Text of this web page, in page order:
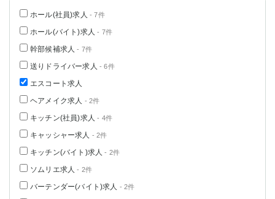
ホール(社員)求人 - 7件
ホール(バイト)求人 - 7件
幹部候補求人 - 7件
送りドライバー求人 - 6件
エスコート求人
ヘアメイク求人 - 2件
キッチン(社員)求人 - 4件
キャッシャー求人 - 2件
キッチン(バイト)求人 - 2件
ソムリエ求人 - 2件
バーテンダー(バイト)求人 - 2件